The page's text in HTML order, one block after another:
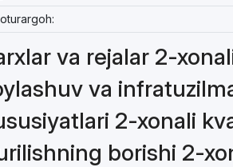
va rejalar 2-
va
2-xonali
borishi 2-